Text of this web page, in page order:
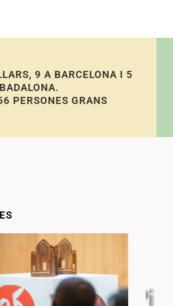
9 A BARCELONA I 5
PERSONES GRANS